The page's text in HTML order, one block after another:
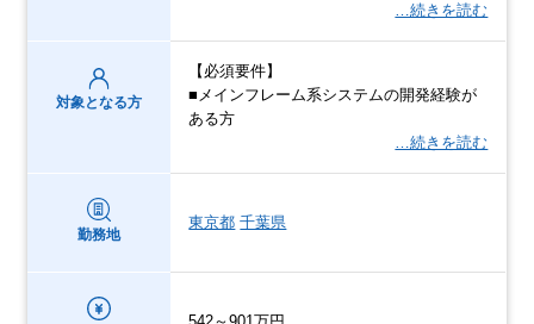
…続きを読む
対象となる方
【必須要件】
■メインフレーム系システムの開発経験が
ある方
…続きを読む
勤務地
東京都 千葉県